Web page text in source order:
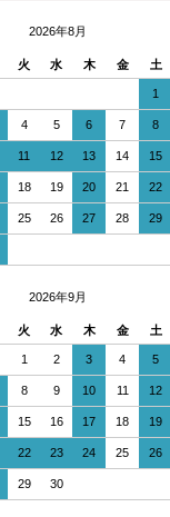
2026年8月
火 水 木 金 土
1
4 5 6 7 8
11 12 13 14 15
18 19 20 21 22
25 26 27 28 29
2026年9月
火 水 木 金 土
1 2 3 4 5
8 9 10 11 12
15 16 17 18 19
22 23 24 25 26
29 30